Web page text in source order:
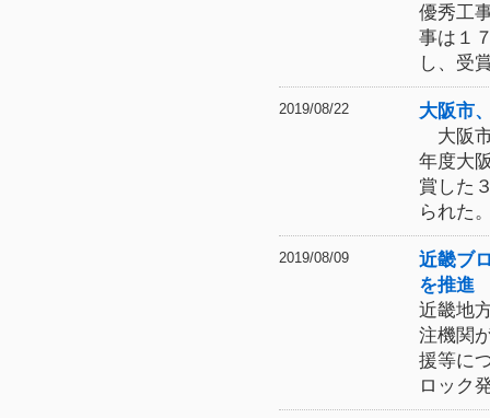
優秀工
事は１
し、受
2019/08/22
大阪市
大阪
年度大
賞した
られた
2019/08/09
近畿ブ
を推進
近畿地
注機関
援等に
ロック